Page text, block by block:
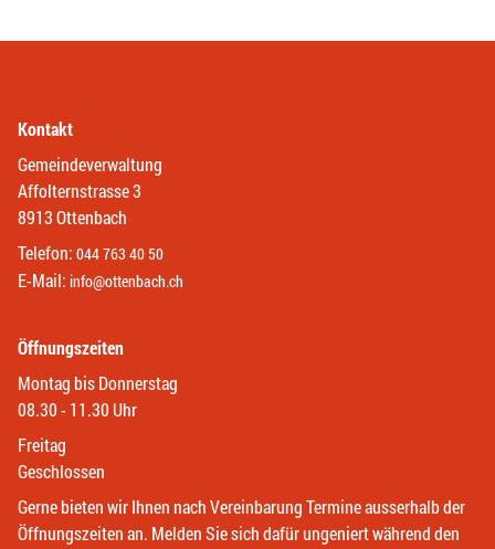
Kontakt
Gemeindeverwaltung
Affolternstrasse 3
8913 Ottenbach
Telefon: 044 763 40 50
E-Mail: info@ottenbach.ch
Öffnungszeiten
Montag bis Donnerstag
08.30 - 11.30 Uhr
Freitag
Geschlossen
Gerne bieten wir Ihnen nach Vereinbarung Termine ausserhalb der
Öffnungszeiten an. Melden Sie sich dafür ungeniert während den